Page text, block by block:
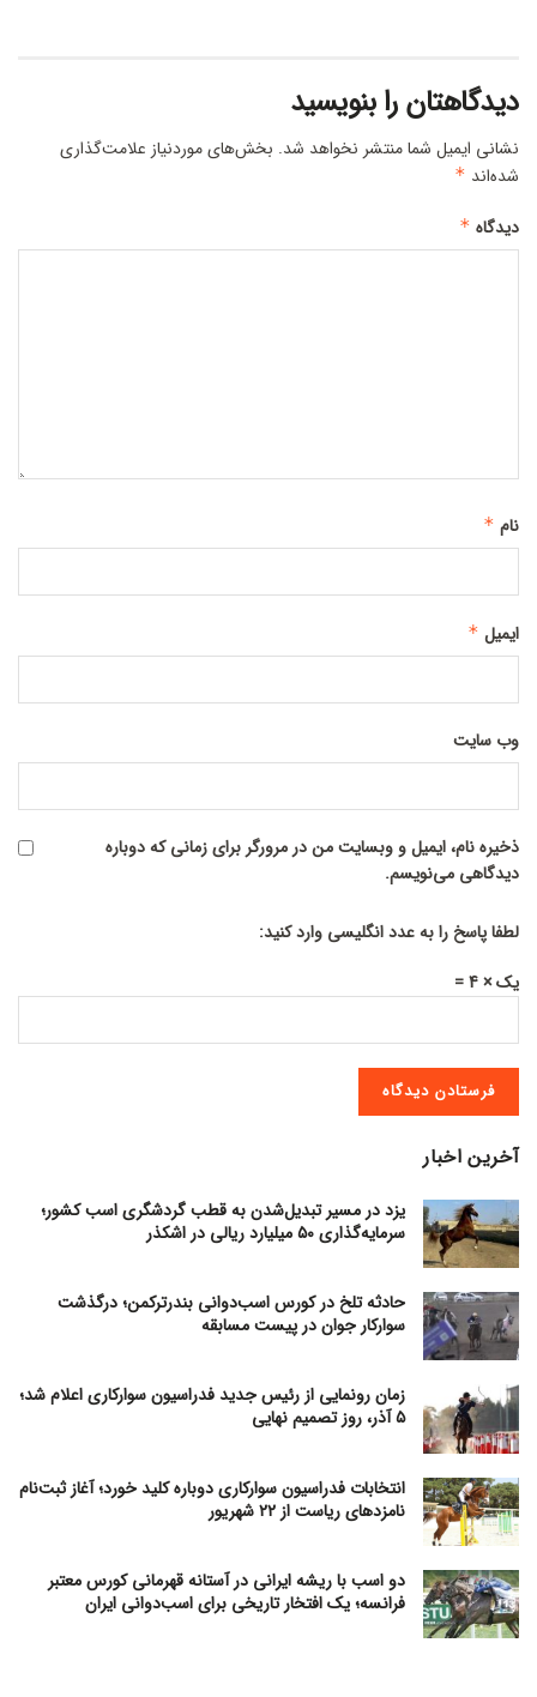
دیدگاهتان را بنویسید
نشانی ایمیل شما منتشر نخواهد شد. بخش‌های موردنیاز علامت‌گذاری
شده‌اند *
دیدگاه *
نام *
ایمیل *
وب‌ سایت
ذخیره نام، ایمیل و وبسایت من در مرورگر برای زمانی که دوباره
دیدگاهی می‌نویسم.
لطفا پاسخ را به عدد انگلیسی وارد کنید:
یک × 4 =
آخرین اخبار
یزد در مسیر تبدیل‌شدن به قطب گردشگری اسب کشور؛
سرمایه‌گذاری ۵۰ میلیارد ریالی در اشکذر
حادثه تلخ در کورس اسب‌دوانی بندرترکمن؛ درگذشت
سوارکار جوان در پیست مسابقه
زمان رونمایی از رئیس جدید فدراسیون سوارکاری اعلام شد؛
۵ آذر، روز تصمیم نهایی
انتخابات فدراسیون سوارکاری دوباره کلید خورد؛ آغاز ثبت‌نام
نامزدهای ریاست از ۲۲ شهریور
دو اسب با ریشه ایرانی در آستانه قهرمانی کورس معتبر
فرانسه؛ یک افتخار تاریخی برای اسب‌دوانی ایران